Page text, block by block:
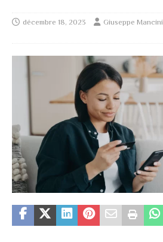
décembre 18, 2023 Giuseppe Mancini